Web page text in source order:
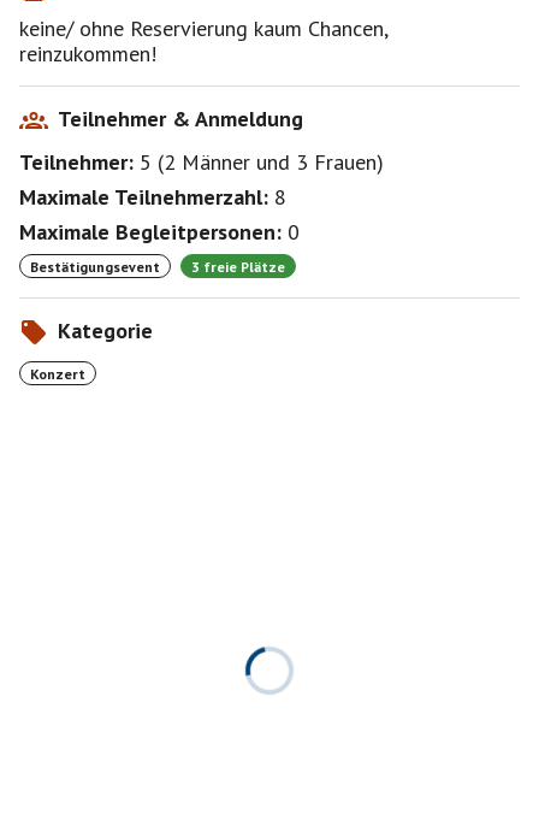
keine/ ohne Reservierung kaum Chancen,
reinzukommen!
Teilnehmer & Anmeldung
Teilnehmer: 5 (2 Männer und 3 Frauen)
Maximale Teilnehmerzahl: 8
Maximale Begleitpersonen: 0
Bestätigungsevent 3 freie Plätze
Kategorie
Konzert